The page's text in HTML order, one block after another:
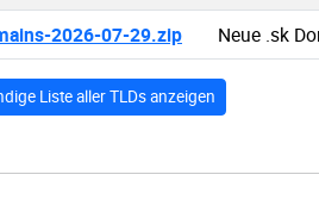
2026-07-29.zip Neue .sk
Liste aller TLDs anzeigen